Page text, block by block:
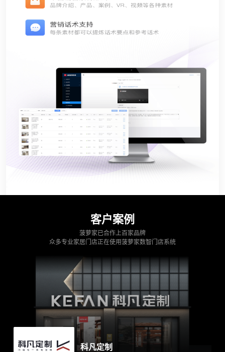
客户案例
菠萝家已合作上百家品牌
众多专业家居门店正在使用菠萝家数智门店系统
科凡定制